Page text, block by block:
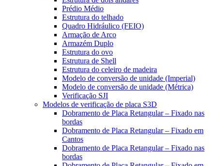
Prédio Médio
Estrutura do telhado
Quadro Hidráulico (FEIO)
Armação de Arco
Armazém Duplo
Estrutura do ovo
Estrutura de Shell
Estrutura do celeiro de madeira
Modelo de conversão de unidade (Imperial)
Modelo de conversão de unidade (Métrica)
Verificação SJI
Modelos de verificação de placa S3D
Dobramento de Placa Retangular – Fixado nas
bordas
Dobramento de Placa Retangular – Fixado em
Cantos
Dobramento de Placa Retangular – Fixado nas
bordas